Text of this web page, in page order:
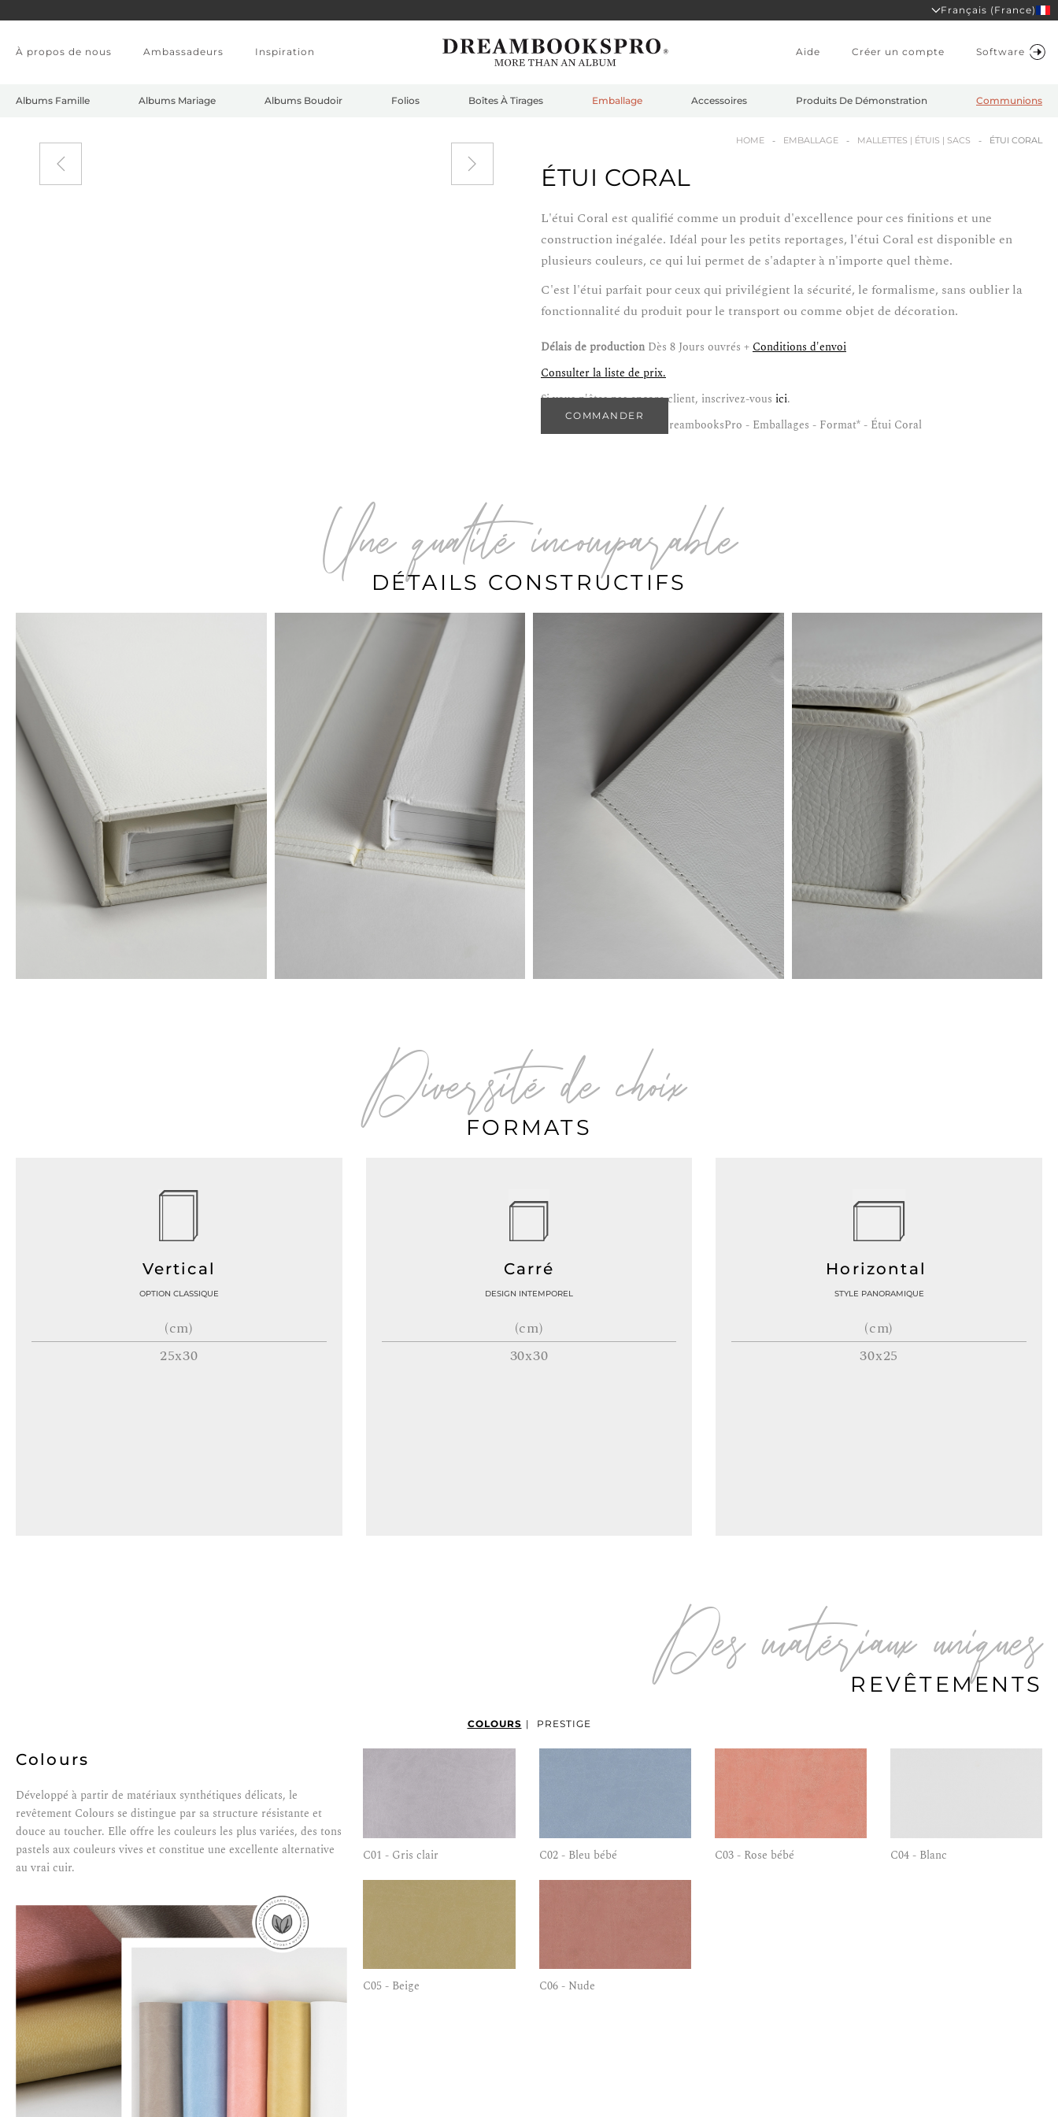
Français (France)
À propos de nous Ambassadeurs Inspiration Aide Créer un compte Software
Albums Famille Albums Mariage Albums Boudoir Folios Boîtes À Tirages Emballage Accessoires Produits De Démonstration Communions
HOME EMBALLAGE MALLETTES | ÉTUIS | SACS ÉTUI CORAL
ÉTUI CORAL
L'étui Coral est qualifié comme un produit d'excellence pour ces finitions et une
construction inégalée. Idéal pour les petits reportages, l'étui Coral est disponible en
plusieurs couleurs, ce qui lui permet de s'adapter à n'importe quel thème.
C'est l'étui parfait pour ceux qui privilégient la sécurité, le formalisme, sans oublier la
fonctionnalité du produit pour le transport ou comme objet de décoration.
Délais de production Dès 8 Jours ouvrés + Conditions d'envoi
Consulter la liste de prix.
Si vous n'êtes pas encore client, inscrivez-vous ici.
DreambooksPro - Emballages - Format* - Étui Coral
COMMANDER
Une qualité incomparable
DÉTAILS CONSTRUCTIFS
Diversité de choix
FORMATS
Vertical
OPTION CLASSIQUE
(cm)
25x30
Carré
DESIGN INTEMPOREL
(cm)
30x30
Horizontal
STYLE PANORAMIQUE
(cm)
30x25
Des matériaux uniques
REVÊTEMENTS
COLOURS | PRESTIGE
Colours
Développé à partir de matériaux synthétiques délicats, le
revêtement Colours se distingue par sa structure résistante et
douce au toucher. Elle offre les couleurs les plus variées, des tons
pastels aux couleurs vives et constitue une excellente alternative
au vrai cuir.
C01 - Gris clair C02 - Bleu bébé C03 - Rose bébé C04 - Blanc
C05 - Beige C06 - Nude